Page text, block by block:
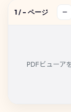
1/– ページ −
PDFビューア